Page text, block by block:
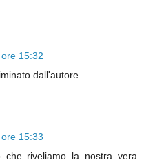
15:32
dall'autore.
15:33
che riveliamo la nostra vera